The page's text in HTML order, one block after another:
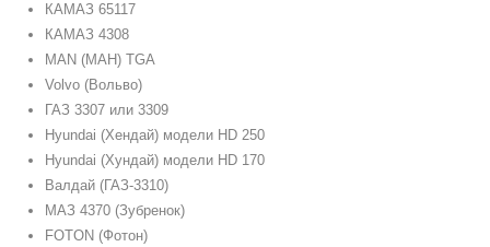
КАМАЗ 65117
КАМАЗ 4308
MAN (МАН) TGA
Volvo (Вольво)
ГАЗ 3307 или 3309
Hyundai (Хендай) модели HD 250
Hyundai (Хундай) модели HD 170
Валдай (ГАЗ-3310)
МАЗ 4370 (Зубренок)
FOTON (Фотон)